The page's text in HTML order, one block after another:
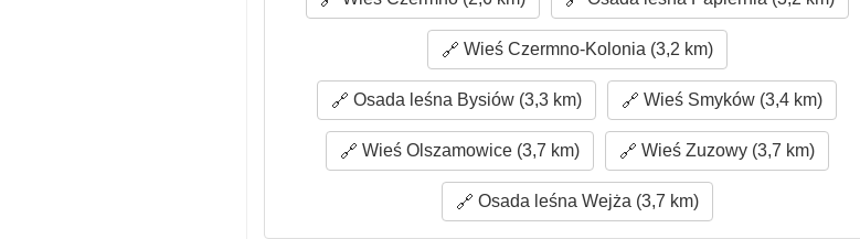
Wieś Czermno-Kolonia (3,2 km)
Osada leśna Bysiów (3,3 km) Wieś Smyków (3,4 km)
Wieś Olszamowice (3,7 km) Wieś Zuzowy (3,7 km)
Osada leśna Wejża (3,7 km)